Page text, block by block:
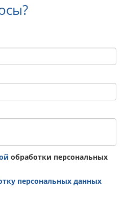
обработки персональных
персональных данных